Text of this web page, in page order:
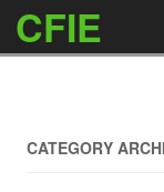
CFIE
CATEGORY